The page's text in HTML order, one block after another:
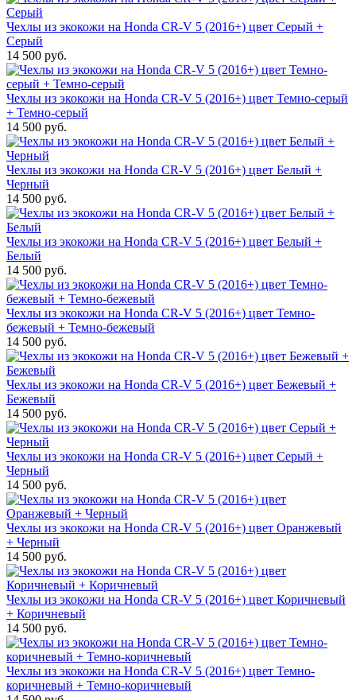
Чехлы из экокожи на Honda CR-V 5 (2016+) цвет Серый +
Серый
14 500 руб.
Чехлы из экокожи на Honda CR-V 5 (2016+) цвет Темно-серый
+ Темно-серый
14 500 руб.
Чехлы из экокожи на Honda CR-V 5 (2016+) цвет Белый +
Черный
14 500 руб.
Чехлы из экокожи на Honda CR-V 5 (2016+) цвет Белый +
Белый
14 500 руб.
Чехлы из экокожи на Honda CR-V 5 (2016+) цвет Темно-
бежевый + Темно-бежевый
14 500 руб.
Чехлы из экокожи на Honda CR-V 5 (2016+) цвет Бежевый +
Бежевый
14 500 руб.
Чехлы из экокожи на Honda CR-V 5 (2016+) цвет Серый +
Черный
14 500 руб.
Чехлы из экокожи на Honda CR-V 5 (2016+) цвет Оранжевый
+ Черный
14 500 руб.
Чехлы из экокожи на Honda CR-V 5 (2016+) цвет Коричневый
+ Коричневый
14 500 руб.
Чехлы из экокожи на Honda CR-V 5 (2016+) цвет Темно-
коричневый + Темно-коричневый